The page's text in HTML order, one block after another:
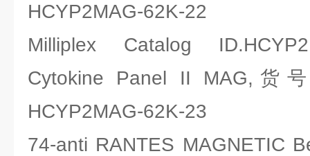
HCYP2MAG-62K-22
Milliplex Catalog
Cytokine Panel II MAG,货
HCYP2MAG-62K-23
74-anti RANTES MAGNETIC